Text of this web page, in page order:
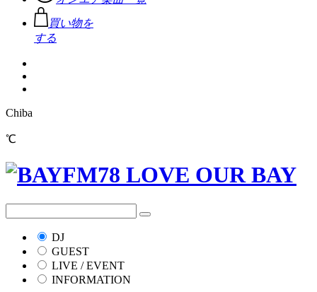
買い物を
する
Chiba
℃
DJ
GUEST
LIVE / EVENT
INFORMATION